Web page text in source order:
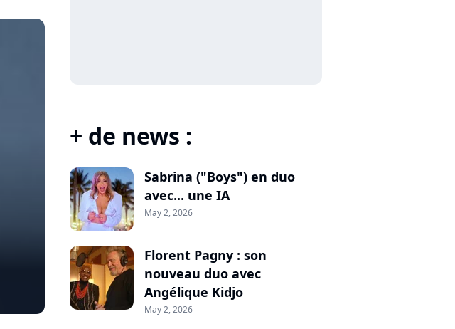
+ de news :
Sabrina ("Boys") en duo
avec... une IA
May 2, 2026
Florent Pagny : son
nouveau duo avec
Angélique Kidjo
May 2, 2026